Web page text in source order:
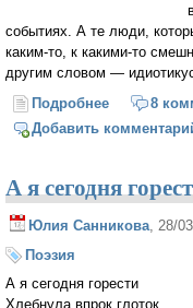
событиях. А те люди,
каким-то, к какими-то
другим словом —
Подробнее о Дмитрий
8
Добавить
А я сегодня
Юлия Санникова , 28/
Поэзия
А я сегодня горести
Хлебнула впрок глоток,